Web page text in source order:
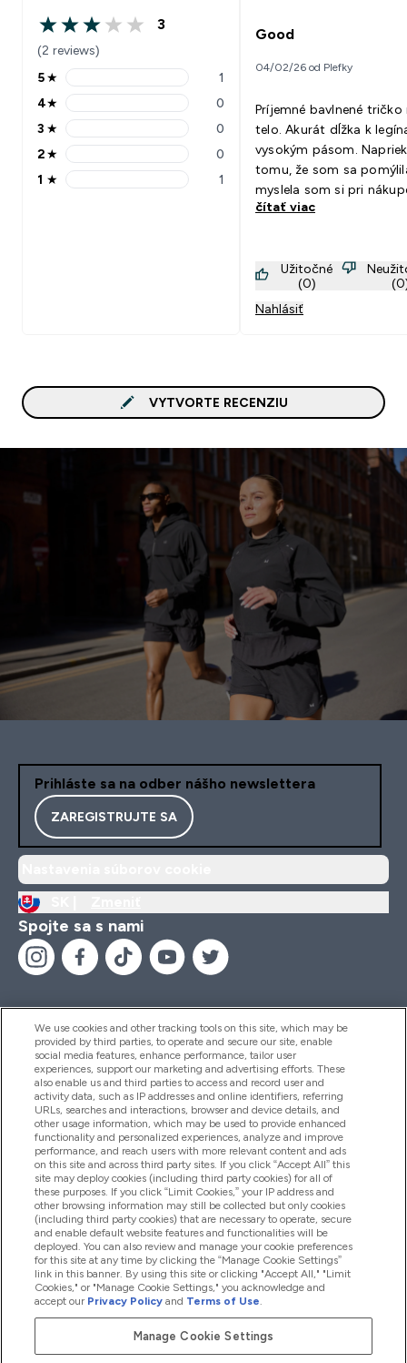
3 out of 5 stars
3
(2 reviews)
5 stars rating 1 reviews
5★ 1
4 stars rating 0 reviews
4★ 0
3 stars rating 0 reviews
3 ★ 0
2 stars rating 0 reviews
2★ 0
1 stars rating 1 reviews
1 ★ 1
Good
04/02/26 od Plefky
Príjemné bavlnené tričko
telo. Akurát dĺžka k
vysokým pásom. Napriek
tomu, že som sa
myslela som si pri
je funkčné, tak nie som
čítať viac
Užitočné
(0)
Nahlásiť
VYTVORTE RECENZIU
Prihláste sa na odber nášho newslettera
ZAREGISTRUJTE SA
Spojte sa s nami
Pomoc & Informácie
Produkty
Informácie O Spoločnosti
Vernosť & Odmeny
2026 The Hut.com Ltd
We use cookies and other tracking tools on this site, which may be
provided by third parties, to operate and secure our site, enable
social media features, enhance performance, tailor user
experiences, support our marketing and advertising efforts. These
also enable us and third parties to access and record user and
activity data, such as IP addresses and online identifiers, referring
URLs, searches and interactions, browser and device details, and
other usage information, which may be used to provide enhanced
functionality and personalized experiences, analyze and improve
performance, and reach users with more relevant content and ads
on this site and across third party sites. If you click “Accept All” this
site may deploy cookies (including third party cookies) for all of
these purposes. If you click “Limit Cookies,” your IP address and
other browsing information may still be collected but only cookies
(including third party cookies) that are necessary to operate, secure
and enable default website features and functionalities will be
deployed. You can also review and manage your cookie preferences
for this site at any time by clicking the “Manage Cookie Settings”
link in this banner. By using this site or clicking "Accept All," "Limit
Cookies," or "Manage Cookie Settings," you acknowledge and
accept our Privacy Policy and Terms of Use.
Manage Cookie Settings